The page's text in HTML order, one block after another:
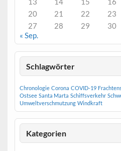
20
21 22 23
27
28 29 30
« Sep.
Schlagwörter
Chronologie Corona COVID-19
Ostsee Santa Marta Schiffsverkehr
Umweltverschmutzung Windkraft
Kategorien